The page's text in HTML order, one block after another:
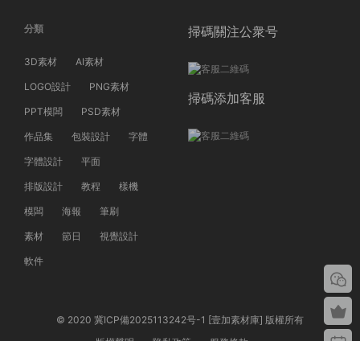
分類
3D素材 AI素材
LOGO設計 PNG素材
PPT模闆 PSD素材
作品集 包裝設計 字體
字體設計 平面
排版設計 教程 樣機
模闆 海報 筆刷
素材 節日 視覺設計
軟件
掃碼關注公衆号
掃碼添加客服
© 2020 冀ICP備2025113242号-1 [壹加素材庫] 版權所有